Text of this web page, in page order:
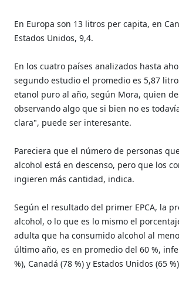
En Europa son 13 litros per capita, en
Estados Unidos, 9,4.
En los cuatro países analizados hasta
segundo estudio el promedio es 5,87
etanol puro al año, según Mora, quien
observando algo que si bien no es
clara", puede ser interesante.
Pareciera que el número de personas
alcohol está en descenso, pero que los
ingieren más cantidad, indica.
Según el resultado del primer EPCA, la
alcohol, o lo que es lo mismo el
adulta que ha consumido alcohol al
último año, es en promedio del 60 %,
%), Canadá (78 %) y Estados Unidos (65